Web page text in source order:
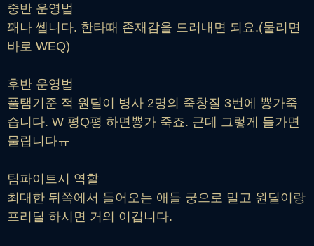
중반 운영법
꽤나 쎕니다. 한타때 존재감을 드러내면 되요.(물리면
바로 WEQ)
후반 운영법
풀탬기준 적 원딜이 병사 2명의 죽창질 3번에 뿅가죽
습니다. W 평Q평 하면뿅가 죽죠. 근데 그렇게 들가면
물립니다ㅠ
팀파이트시 역할
최대한 뒤쪽에서 들어오는 애들 궁으로 밀고 원딜이랑
프리딜 하시면 거의 이깁니다.